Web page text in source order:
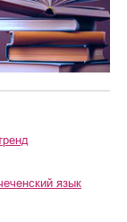
язык